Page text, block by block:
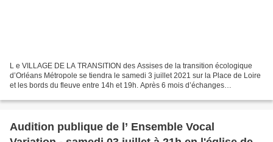
L e VILLAGE DE LA TRANSITION des Assises de la transition écologique
d’Orléans Métropole se tiendra le samedi 3 juillet 2021 sur la Place de Loire
et les bords du fleuve entre 14h et 19h. Après 6 mois d’échanges
Audition publique de l’ Ensemble Vocal